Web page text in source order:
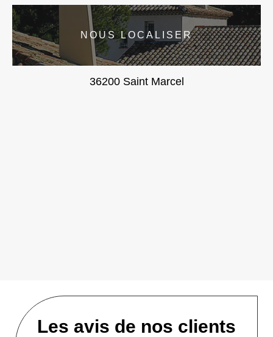
NOUS LOCALISER
36200 Saint Marcel
Les avis de nos clients